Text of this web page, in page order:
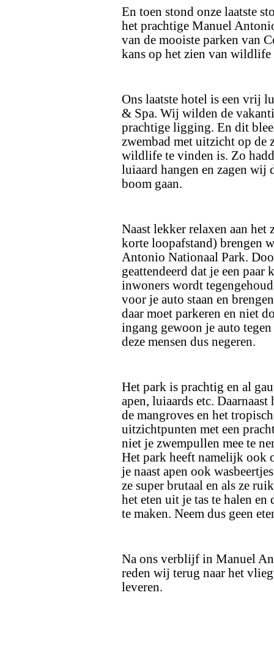
En toen stond onze laatste
het prachtige Manuel
van de mooiste parken van
kans op het zien van wildlife
Ons laatste hotel is een vrij
& Spa. Wij wilden de
prachtige ligging. En dit
zwembad met uitzicht op de
wildlife te vinden is. Zo
luiaard hangen en zagen wij
boom gaan.
Naast lekker relaxen aan het
korte loopafstand) brengen
Antonio Nationaal Park.
geattendeerd dat je een
inwoners wordt
voor je auto staan en
daar moet parkeren en niet
ingang gewoon je auto
deze mensen dus negeren.
Het park is prachtig en al
apen, luiaards etc.
de mangroves en het
uitzichtpunten met een
niet je zwempullen mee te
Het park heeft namelijk ook
je naast apen ook
ze super brutaal en als ze
het eten uit je tas te halen
te maken. Neem dus geen
Na ons verblijf in Manuel
reden wij terug naar het
leveren.